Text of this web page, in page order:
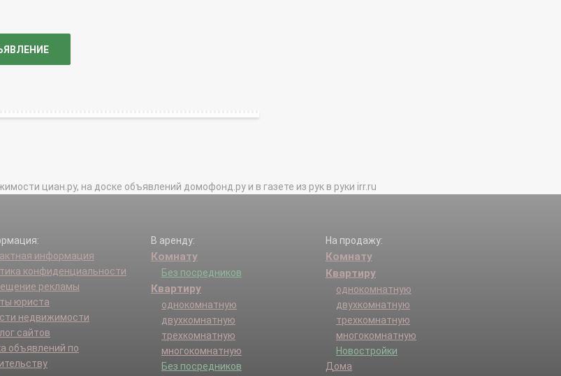
циан.ру, на доске объявлений домофонд.ру и в газете из рук в руки irr.ru
информация
конфиденциальности
рекламы
юриста
недвижимости
сайтов
объявлений по
В аренду:
Комнату
Без посредников
Квартиру
однокомнатную
двухкомнатную
трехкомнатную
многокомнатную
Без посредников
На продажу:
Комнату
Квартиру
однокомнатную
двухкомнатную
трехкомнатную
многокомнатную
Новостройки
Дома